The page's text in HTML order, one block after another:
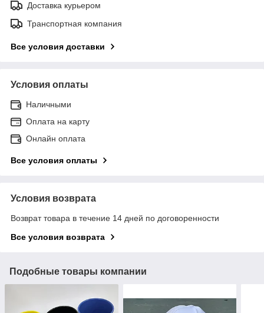
Доставка курьером
Транспортная компания
Все условия доставки
Условия оплаты
Наличными
Оплата на карту
Онлайн оплата
Все условия оплаты
Условия возврата
Возврат товара в течение 14 дней по договоренности
Все условия возврата
Подобные товары компании